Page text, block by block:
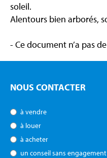
soleil.
Alentours bien arborés,
- Ce document n’a pas
NOUS CONTACTER
à vendre
à louer
à acheter
un conseil sans engagement